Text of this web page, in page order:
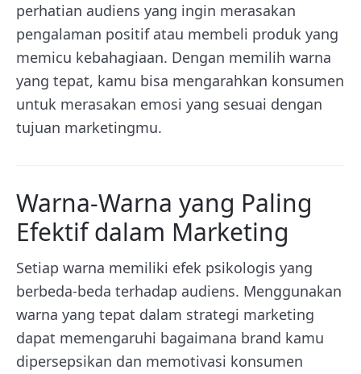
perhatian audiens yang ingin merasakan
pengalaman positif atau membeli produk yang
memicu kebahagiaan. Dengan memilih warna
yang tepat, kamu bisa mengarahkan konsumen
untuk merasakan emosi yang sesuai dengan
tujuan marketingmu.
Warna-Warna yang Paling
Efektif dalam Marketing
Setiap warna memiliki efek psikologis yang
berbeda-beda terhadap audiens. Menggunakan
warna yang tepat dalam strategi marketing
dapat memengaruhi bagaimana brand kamu
dipersepsikan dan memotivasi konsumen